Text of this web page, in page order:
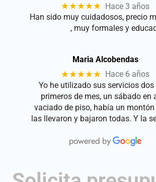
★★★★★ Hace 3 años
Han sido muy cuidadosos, precio
, muy formales y
Maria Alcobendas
★★★★★ Hace 6 años
Yo he utilizado sus servicios dos
primeros de mes, un sábado en
vaciado de piso, había un
las llevaron y bajaron todas. Y la